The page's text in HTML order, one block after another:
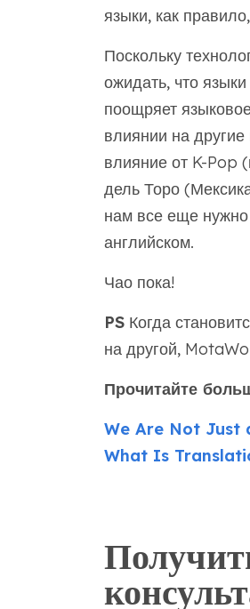
языки, как
Поскольку
ожидать, что
поощряет
влиянии на
влияние от K-Pop
дель Торо
нам все еще нужно
английском.
Чао пока!
PSКогда
на другой,
Прочитайте
We Are Not Just
What Is